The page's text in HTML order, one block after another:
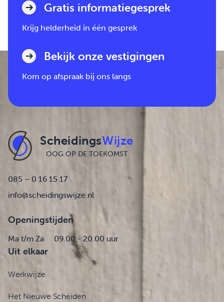
Gratis informatiegesprek
Krijg helderheid in één gesprek
Bekijk onze vestigingen
Kom op afspraak bij ons langs
ScheidingsWijze
OOG OP DE TOEKOMST
085 – 0 16 15 17
info@scheidingswijze.nl
Openingstijden
Ma t/m Za 09.00 - 20.00 uur
Uit elkaar
Werkwijze
Het Nieuwe Scheiden